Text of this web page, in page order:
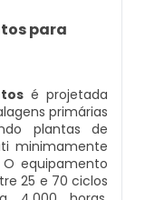
para
é projetada
primárias
plantas de
minimamente
equipamento
25 e 70 ciclos